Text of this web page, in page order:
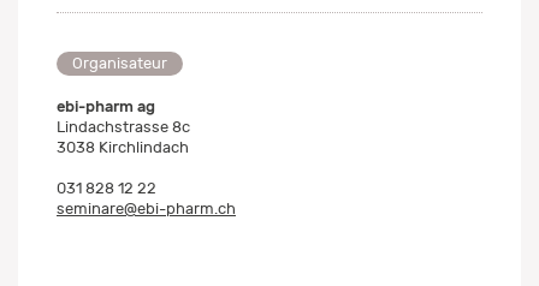
Organisateur
ebi-pharm ag
Lindachstrasse 8c
3038 Kirchlindach
031 828 12 22
seminare@ebi-pharm.ch